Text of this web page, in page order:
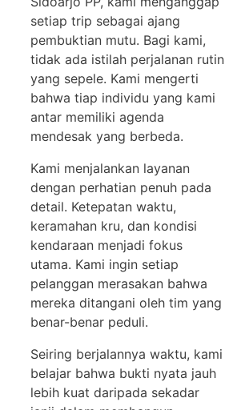
setiap trip sebagai ajang
pembuktian mutu. Bagi kami,
tidak ada istilah perjalanan rutin
yang sepele. Kami mengerti
bahwa tiap individu yang kami
antar memiliki agenda
mendesak yang berbeda.
Kami menjalankan layanan
dengan perhatian penuh pada
detail. Ketepatan waktu,
keramahan kru, dan kondisi
kendaraan menjadi fokus
utama. Kami ingin setiap
pelanggan merasakan bahwa
mereka ditangani oleh tim yang
benar-benar peduli.
Seiring berjalannya waktu, kami
belajar bahwa bukti nyata jauh
lebih kuat daripada sekadar